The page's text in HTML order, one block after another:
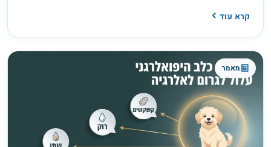
הן ששביעות רצון ארוכת טווח היא תוצאה של החלטות נכונות
קרא עוד
מאמר